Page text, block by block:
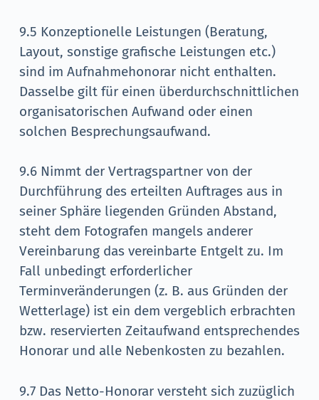
9.5 Konzeptionelle Leistungen (Beratung,
Layout, sonstige grafische Leistungen etc.)
sind im Aufnahmehonorar nicht enthalten.
Dasselbe gilt für einen überdurchschnittlichen
organisatorischen Aufwand oder einen
solchen Besprechungsaufwand.
9.6 Nimmt der Vertragspartner von der
Durchführung des erteilten Auftrages aus in
seiner Sphäre liegenden Gründen Abstand,
steht dem Fotografen mangels anderer
Vereinbarung das vereinbarte Entgelt zu. Im
Fall unbedingt erforderlicher
Terminveränderungen (z. B. aus Gründen der
Wetterlage) ist ein dem vergeblich erbrachten
bzw. reservierten Zeitaufwand entsprechendes
Honorar und alle Nebenkosten zu bezahlen.
9.7 Das Netto-Honorar versteht sich zuzüglich